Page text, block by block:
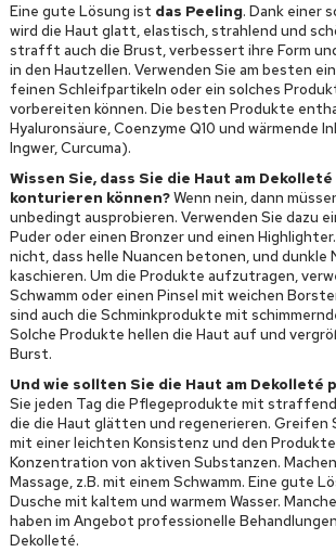
Eine gute Lösung ist das Peeling. Dank einer
wird die Haut glatt, elastisch, strahlend und
strafft auch die Brust, verbessert ihre Form
in den Hautzellen. Verwenden Sie am besten
feinen Schleifpartikeln oder ein solches
vorbereiten können. Die besten Produkte
Hyaluronsäure, Coenzyme Q10 und
Ingwer, Curcuma).
Wissen Sie, dass Sie die Haut am
konturieren können?Wenn nein, dann
unbedingt ausprobieren. Verwenden Sie dazu
Puder oder einen Bronzer und einen
nicht, dass helle Nuancen betonen, und dunkle
kaschieren. Um die Produkte aufzutragen,
Schwamm oder einen Pinsel mit weichen
sind auch die Schminkprodukte mit
Solche Produkte hellen die Haut auf und
Burst.
Und wie sollten Sie die Haut am Dekolleté
Sie jeden Tag die Pflegeprodukte mit
die die Haut glätten und regenerieren. Greifen
mit einer leichten Konsistenz und den
Konzentration von aktiven Substanzen.
Massage, z.B. mit einem Schwamm. Eine gute
Dusche mit kaltem und warmem Wasser.
haben im Angebot professionelle
Dekolleté.